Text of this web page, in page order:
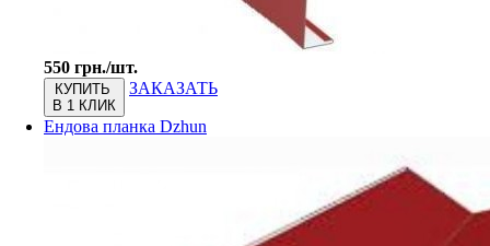
550 грн./шт.
КУПИТЬ
В 1 КЛИК
ЗАКАЗАТЬ
Ендова планка Dzhun